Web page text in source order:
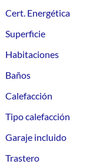
Cert. Energética
Superficie
Habitaciones
Baños
Calefacción
Tipo calefacción
Garaje incluido
Trastero